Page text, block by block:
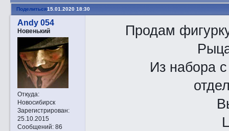
Поделиться15.01.2020 18:30
Andy 054
Новенький
Откуда:
Новосибирск
Зарегистрирован:
25.10.2015
Сообщений:86
Продам
Из набора